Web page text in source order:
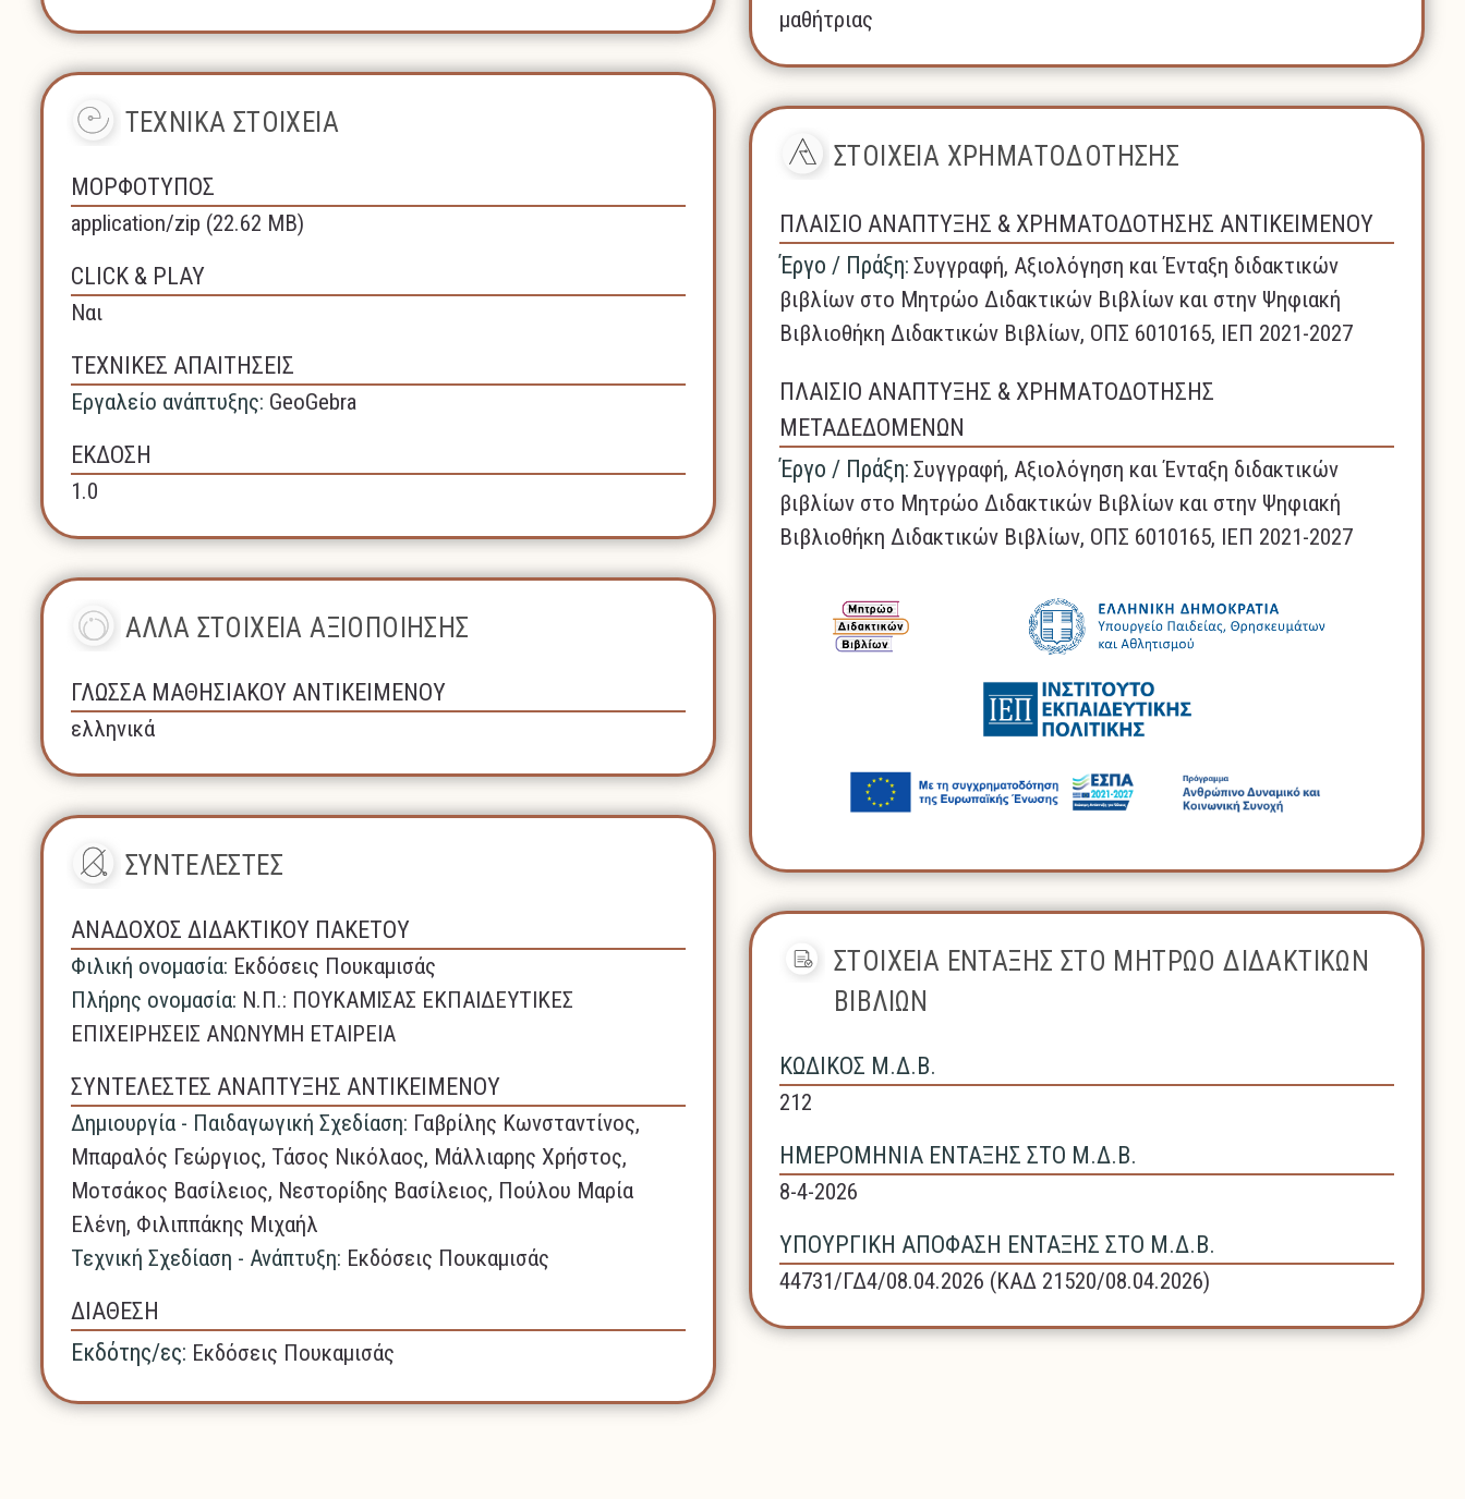
ΤΕΧΝΙΚΑ ΣΤΟΙΧΕΙΑ
ΜΟΡΦΟΤΥΠΟΣ
application/zip (22.62 MB)
CLICK & PLAY
Ναι
ΤΕΧΝΙΚΕΣ ΑΠΑΙΤΗΣΕΙΣ
Εργαλείο ανάπτυξης: GeoGebra
ΕΚΔΟΣΗ
1.0
ΑΛΛΑ ΣΤΟΙΧΕΙΑ ΑΞΙΟΠΟΙΗΣΗΣ
ΓΛΩΣΣΑ ΜΑΘΗΣΙΑΚΟΥ ΑΝΤΙΚΕΙΜΕΝΟΥ
ελληνικά
ΣΥΝΤΕΛΕΣΤΕΣ
ΑΝΑΔΟΧΟΣ ΔΙΔΑΚΤΙΚΟΥ ΠΑΚΕΤΟΥ
Φιλική ονομασία: Εκδόσεις Πουκαμισάς
Πλήρης ονομασία: N.Π.: ΠΟΥΚΑΜΙΣΑΣ ΕΚΠΑΙΔΕΥΤΙΚΕΣ
ΕΠΙΧΕΙΡΗΣΕΙΣ ΑΝΩΝΥΜΗ ΕΤΑΙΡΕΙΑ
ΣΥΝΤΕΛΕΣΤΕΣ ΑΝΑΠΤΥΞΗΣ ΑΝΤΙΚΕΙΜΕΝΟΥ
Δημιουργία - Παιδαγωγική Σχεδίαση: Γαβρίλης Κωνσταντίνος,
Μπαραλός Γεώργιος, Τάσος Νικόλαος, Μάλλιαρης Χρήστος,
Μοτσάκος Βασίλειος, Νεστορίδης Βασίλειος, Πούλου Μαρία
Ελένη, Φιλιππάκης Μιχαήλ
Τεχνική Σχεδίαση - Ανάπτυξη: Εκδόσεις Πουκαμισάς
ΔΙΑΘΕΣΗ
Εκδότης/ες: Εκδόσεις Πουκαμισάς
μαθήτριας
ΣΤΟΙΧΕΙΑ ΧΡΗΜΑΤΟΔΟΤΗΣΗΣ
ΠΛΑΙΣΙΟ ΑΝΑΠΤΥΞΗΣ & ΧΡΗΜΑΤΟΔΟΤΗΣΗΣ ΑΝΤΙΚΕΙΜΕΝΟΥ
Έργο / Πράξη: Συγγραφή, Αξιολόγηση και Ένταξη διδακτικών
βιβλίων στο Μητρώο Διδακτικών Βιβλίων και στην Ψηφιακή
Βιβλιοθήκη Διδακτικών Βιβλίων, ΟΠΣ 6010165, ΙΕΠ 2021-2027
ΠΛΑΙΣΙΟ ΑΝΑΠΤΥΞΗΣ & ΧΡΗΜΑΤΟΔΟΤΗΣΗΣ
ΜΕΤΑΔΕΔΟΜΕΝΩΝ
Έργο / Πράξη: Συγγραφή, Αξιολόγηση και Ένταξη διδακτικών
βιβλίων στο Μητρώο Διδακτικών Βιβλίων και στην Ψηφιακή
Βιβλιοθήκη Διδακτικών Βιβλίων, ΟΠΣ 6010165, ΙΕΠ 2021-2027
ΣΤΟΙΧΕΙΑ ΕΝΤΑΞΗΣ ΣΤΟ ΜΗΤΡΩΟ ΔΙΔΑΚΤΙΚΩΝ
ΒΙΒΛΙΩΝ
ΚΩΔΙΚΟΣ Μ.Δ.Β.
212
ΗΜΕΡΟΜΗΝΙΑ ΕΝΤΑΞΗΣ ΣΤΟ Μ.Δ.Β.
8-4-2026
ΥΠΟΥΡΓΙΚΗ ΑΠΟΦΑΣΗ ΕΝΤΑΞΗΣ ΣΤΟ Μ.Δ.Β.
44731/ΓΔ4/08.04.2026 (ΚΑΔ 21520/08.04.2026)